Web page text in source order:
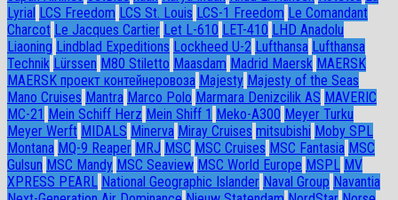
Lyrial LCS Freedom LCS St. Louis LCS-1 Freedom Le Comandant
Charcot Le Jacques Cartier Let L-610 LET-410 LHD Anadolu
Liaoning Lindblad Expeditions Lockheed U-2 Lufthansa Lufthansa
Technik Lürssen M80 Stiletto Maasdam Madrid Maersk MAERSK
MAERSK проект контейнеровоза Majesty Majesty of the Seas
Mano Cruises Mantra Marco Polo Marmara Denizcilik AS MAVERIC
MC-21 Mein Schiff Herz Mein Shiff 1 Meko-A300 Meyer Turku
Meyer Werft MIDALS Minerva Miray Cruises mitsubishi Moby SPL
Montana MQ-9 Reaper MRJ MSC MSC Cruises MSC Fantasia MSC
Gulsun MSC Mandy MSC Seaview MSC World Europe MSPL MV
XPRESS PEARL National Geographic Islander Naval Group Navantia